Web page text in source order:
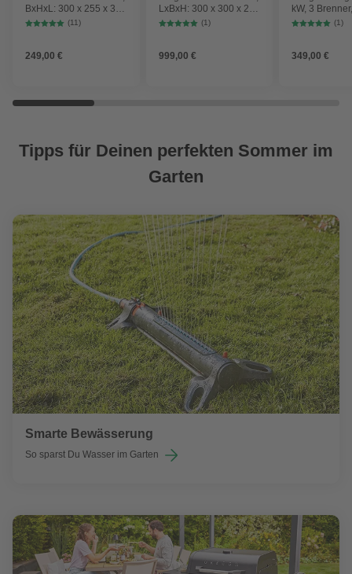
BxHxL: 300 x 255 x 300
cm,
(11)
249,00 €
LxBxH: 300 x 300 x 250
cm, Aluminium-Stahl
(1)
999,00 €
kW, 3
Seitenkocher,
(1)
349,00 €
Tipps für Deinen perfekten Sommer im
Garten
Smarte Bewässerung
So sparst Du Wasser im Garten